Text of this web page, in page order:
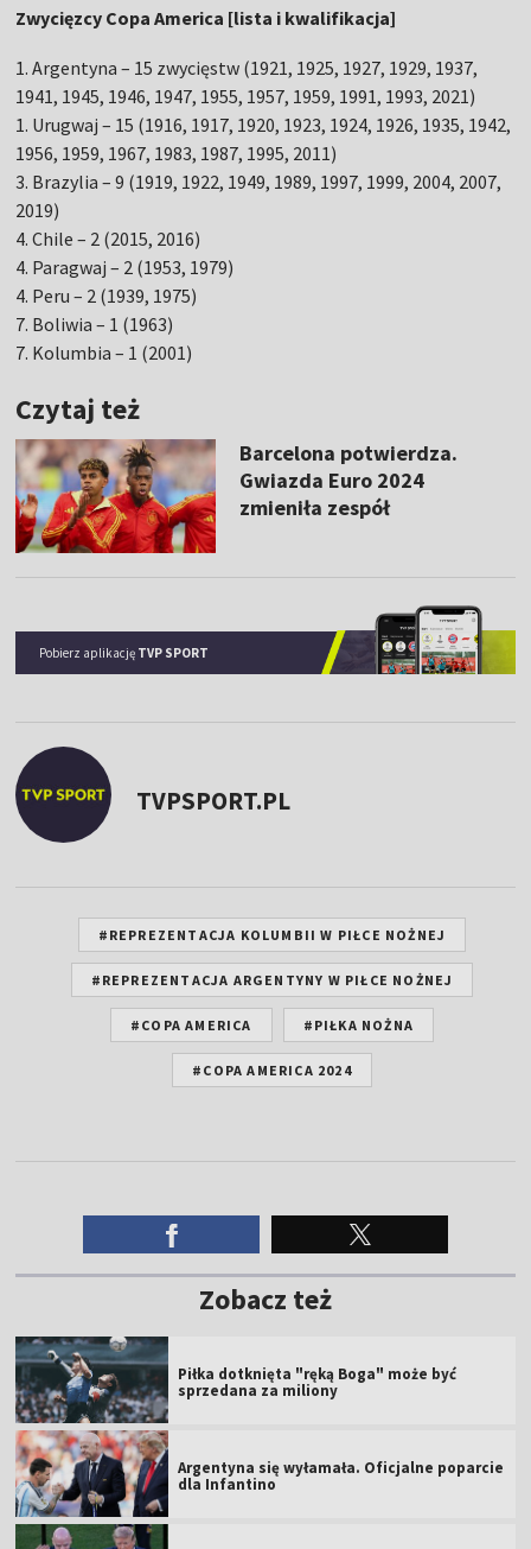
Zwycięzcy Copa America [lista i kwalifikacja]
1. Argentyna – 15 zwycięstw (1921, 1925, 1927, 1929, 1937,
1941, 1945, 1946, 1947, 1955, 1957, 1959, 1991, 1993, 2021)
1. Urugwaj – 15 (1916, 1917, 1920, 1923, 1924, 1926, 1935, 1942,
1956, 1959, 1967, 1983, 1987, 1995, 2011)
3. Brazylia – 9 (1919, 1922, 1949, 1989, 1997, 1999, 2004, 2007,
2019)
4. Chile – 2 (2015, 2016)
4. Paragwaj – 2 (1953, 1979)
4. Peru – 2 (1939, 1975)
7. Boliwia – 1 (1963)
7. Kolumbia – 1 (2001)
Czytaj też
Barcelona potwierdza.
Gwiazda Euro 2024
zmieniła zespół
Pobierz aplikację TVP SPORT
TVPSPORT.PL
#REPREZENTACJA KOLUMBII W PIŁCE NOŻNEJ
#REPREZENTACJA ARGENTYNY W PIŁCE NOŻNEJ
#COPA AMERICA #PIŁKA NOŻNA
#COPA AMERICA 2024
Zobacz też
Piłka dotknięta "ręką Boga" może być
sprzedana za miliony
Argentyna się wyłamała. Oficjalne poparcie
dla Infantino